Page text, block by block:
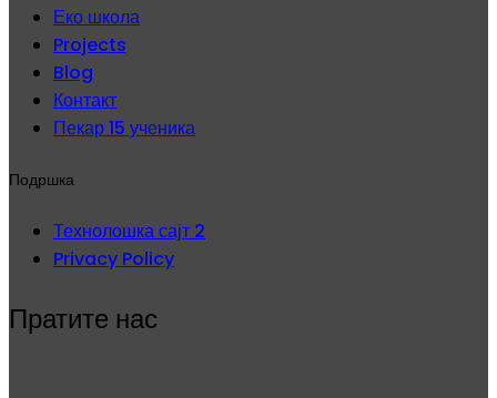
Еко школа
Projects
Blog
Контакт
Пекар 15 ученика
Подршка
Технолошка сајт 2
Privacy Policy
Пратите нас